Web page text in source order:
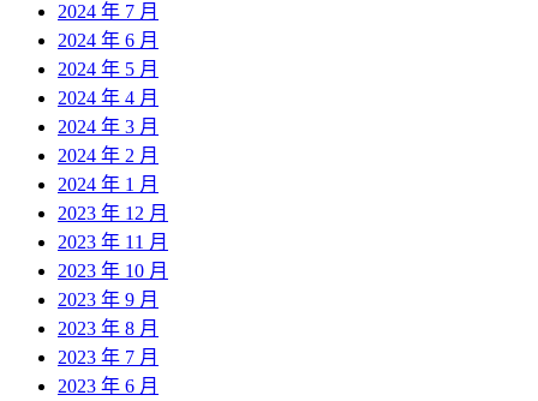
2024 年 7 月
2024 年 6 月
2024 年 5 月
2024 年 4 月
2024 年 3 月
2024 年 2 月
2024 年 1 月
2023 年 12 月
2023 年 11 月
2023 年 10 月
2023 年 9 月
2023 年 8 月
2023 年 7 月
2023 年 6 月